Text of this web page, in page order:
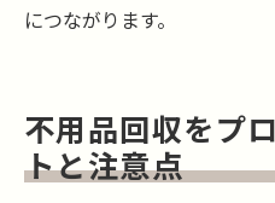
につながります。
不用品回収をプ
トと注意点